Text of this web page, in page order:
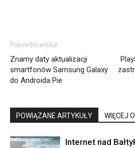
Poprzedni artykuł
Znamy daty aktualizacji
smartfonów Samsung Galaxy
do Androida Pie
POWIĄZANE ARTYKUŁY WIĘCEJ
Internet nad